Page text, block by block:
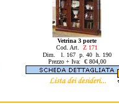
Vetrina 3 porte
Cod. Art.
Z 171
Dim. l. 167 p. 40 h. 190
Prezzo + Iva: € 804,00